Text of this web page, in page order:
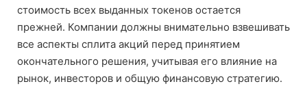
стоимость всех выданных токенов остается
прежней. Компании должны внимательно взвешивать
все аспекты сплита акций перед принятием
окончательного решения, учитывая его влияние на
рынок, инвесторов и общую финансовую стратегию.